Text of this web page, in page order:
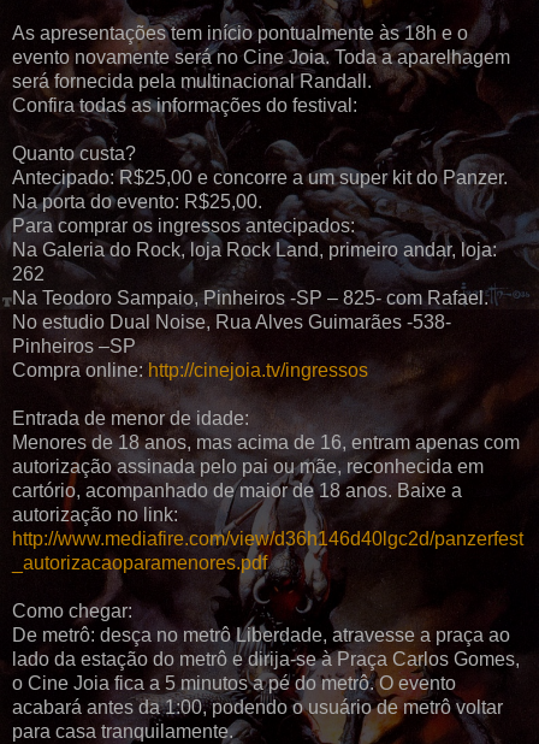
As apresentações tem início pontualmente às 18h e o
evento novamente será no Cine Joia. Toda a aparelhagem
será fornecida pela multinacional Randall.
Confira todas as informações do festival:
Quanto custa?
Antecipado: R$25,00 e concorre a um super kit do Panzer.
Na porta do evento: R$25,00.
Para comprar os ingressos antecipados:
Na Galeria do Rock, loja Rock Land, primeiro andar, loja:
262
Na Teodoro Sampaio, Pinheiros -SP – 825- com Rafael.
No estudio Dual Noise, Rua Alves Guimarães -538-
Pinheiros –SP
Compra online: http://cinejoia.tv/ingressos
Entrada de menor de idade:
Menores de 18 anos, mas acima de 16, entram apenas com
autorização assinada pelo pai ou mãe, reconhecida em
cartório, acompanhado de maior de 18 anos. Baixe a
autorização no link:
http://www.mediafire.com/view/d36h146d40lgc2d/panzerfest
_autorizacaoparamenores.pdf
Como chegar:
De metrô: desça no metrô Liberdade, atravesse a praça ao
lado da estação do metrô e dirija-se à Praça Carlos Gomes,
o Cine Joia fica a 5 minutos a pé do metrô. O evento
acabará antes da 1:00, podendo o usuário de metrô voltar
para casa tranquilamente.